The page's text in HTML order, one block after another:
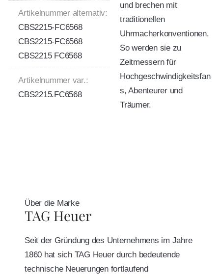
Artikelnummer alternativ:
CBS2215-FC6568
CBS2215-FC6568
CBS2215 FC6568
Artikelnummer var.:
CBS2215.FC6568
und brechen mit
traditionellen
Uhrmacherkonventionen.
So werden sie zu
Zeitmessern für
Hochgeschwindigkeitsfan
s, Abenteurer und
Träumer.
Über die Marke
TAG Heuer
Seit der Gründung des Unternehmens im Jahre
1860 hat sich TAG Heuer durch bedeutende
technische Neuerungen fortlaufend